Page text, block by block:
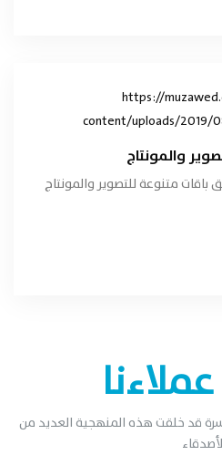
والمونتاج
متنوعة للتصوير والمونتاج
والمونتاج
الخدمة
عملاءنا
قد خلقت هذه المنهجية العديد من